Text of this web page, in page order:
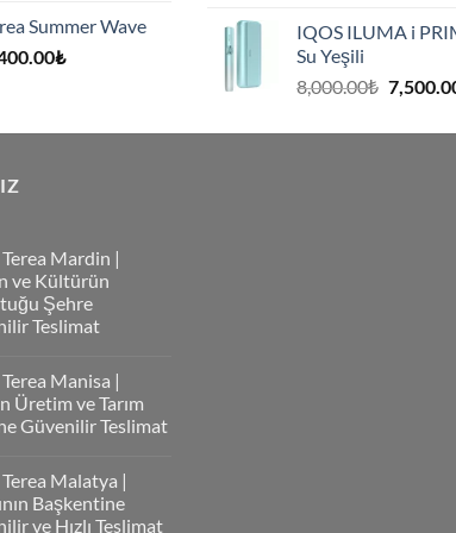
Summer Wave
₺
IQOS ILUMA i
Su Yeşili
8,000.00₺ Orijinal
Mardin |
ve Kültürün
Şehre
Teslimat
Manisa |
Üretim ve Tarım
Güvenilir Teslimat
Malatya |
Başkentine
ve Hızlı Teslimat